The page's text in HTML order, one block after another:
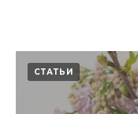
СТАТЬИ